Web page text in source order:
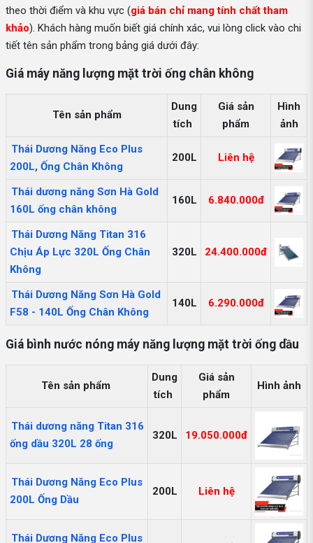
theo thời điểm và khu vực (giá bán chỉ mang tính chất tham
khảo). Khách hàng muốn biết giá chính xác, vui lòng click vào chi
tiết tên sản phẩm trong bảng giá dưới đây:
Giá máy năng lượng mặt trời ống chân không
Tên sản phẩm
Dung
tích
Giá sản
phẩm
Hình
ảnh
Thái Dương Năng Eco Plus
200L, Ống Chân Không
200L Liên hệ
Thái dương năng Sơn Hà Gold
160L ống chân không
160L 6.840.000đ
Thái Dương Năng Titan 316
Chịu Áp Lực 320L Ống Chân
Không
320L 24.400.000đ
Thái Dương Năng Sơn Hà Gold
F58 - 140L Ống Chân Không
140L 6.290.000đ
Giá bình nước nóng máy năng lượng mặt trời ống dầu
Tên sản phẩm
Dung
tích
Giá sản
phẩm
Hình ảnh
Thái dương năng Titan 316
ống dầu 320L 28 ống
320L 19.050.000đ
Thái Dương Năng Eco Plus
200L Ống Dầu
200L Liên hệ
Thái Dương Năng Eco Plus